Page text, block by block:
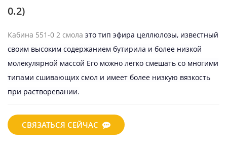
0.2)
Кабина 551-0 2 смола это тип эфира целлюлозы, известный
своим высоким содержанием бутирила и более низкой
молекулярной массой Его можно легко смешать со многими
типами сшивающих смол и имеет более низкую вязкость
при растворевании.
СВЯЗАТЬСЯ СЕЙЧАС